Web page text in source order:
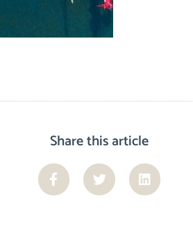
Share this article